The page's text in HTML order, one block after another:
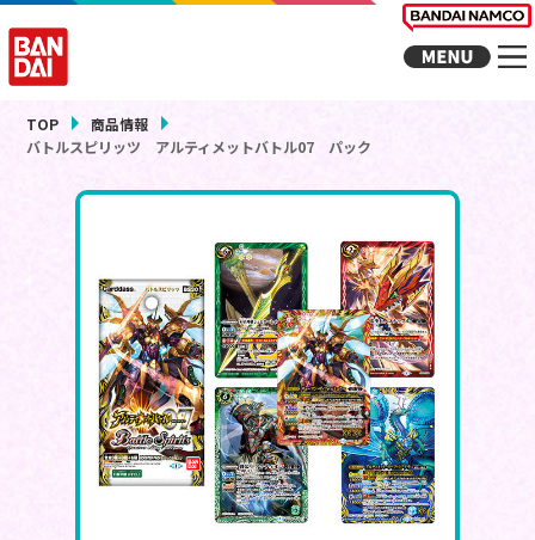
TOP
商品情報
バトルスピリッツ アルティメットバトル07 パック